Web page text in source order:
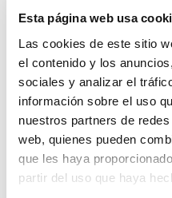
Esta página web usa
Las cookies de este sitio
el contenido y los
sociales y analizar el
información sobre el uso
nuestros partners de
web, quienes pueden
que les haya
partir del uso que haya
Capacidad (kg)
3(1)
Pack (u.)